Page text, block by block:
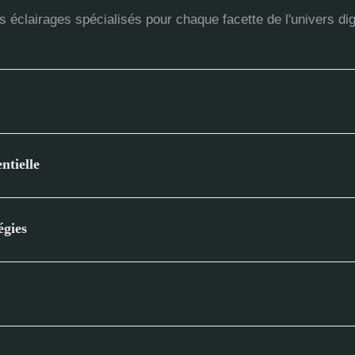
éclairages spécialisés pour chaque facette de l'univers